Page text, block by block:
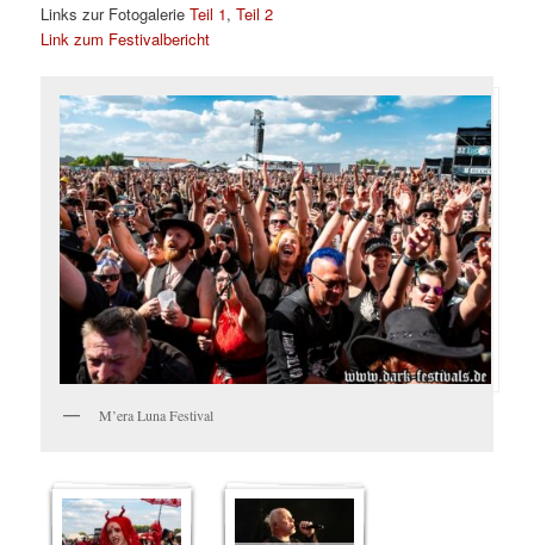
Links zur FotogalerieTeil 1,Teil 2
Link zum Festivalbericht
M’era Luna Festival